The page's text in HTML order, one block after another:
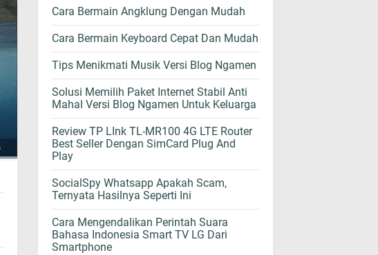
Cara Bermain Angklung Dengan Mudah
Cara Bermain Keyboard Cepat Dan Mudah
Tips Menikmati Musik Versi Blog Ngamen
Solusi Memilih Paket Internet Stabil Anti
Mahal Versi Blog Ngamen Untuk Keluarga
Review TP LInk TL-MR100 4G LTE Router
Best Seller Dengan SimCard Plug And
Play
SocialSpy Whatsapp Apakah Scam,
Ternyata Hasilnya Seperti Ini
Cara Mengendalikan Perintah Suara
Bahasa Indonesia Smart TV LG Dari
Smartphone